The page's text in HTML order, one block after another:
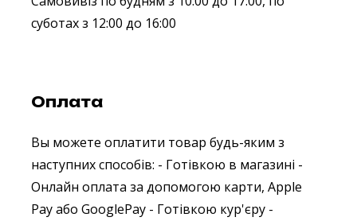
суботах з 12:00 до 16:00
Оплата
Вы можете оплатити товар будь-яким з
наступних способів: - Готівкою в магазині -
Онлайн оплата за допомогою карти, Apple
Pay або GooglePay - Готівкою кур'єру -